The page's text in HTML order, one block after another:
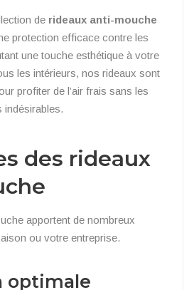
de rideaux anti-mouche
protection efficace contre les
une touche esthétique à votre
les intérieurs, nos rideaux sont
profiter de l’air frais sans les
indésirables.
des rideaux
apportent de nombreux
ou votre entreprise.
optimale